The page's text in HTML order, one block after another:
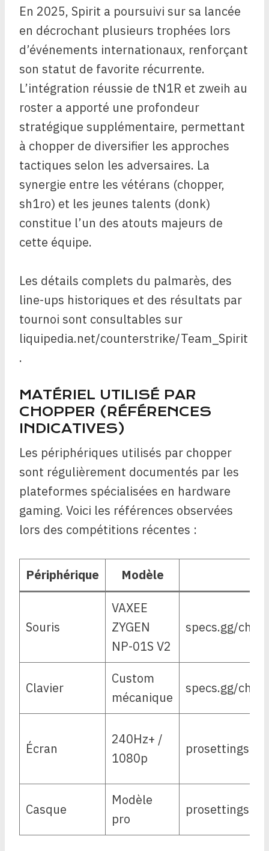
En 2025, Spirit a poursuivi sur sa lancée
en décrochant plusieurs trophées lors
d’événements internationaux, renforçant
son statut de favorite récurrente.
L’intégration réussie de tN1R et zweih au
roster a apporté une profondeur
stratégique supplémentaire, permettant
à chopper de diversifier les approches
tactiques selon les adversaires. La
synergie entre les vétérans (chopper,
sh1ro) et les jeunes talents (donk)
constitue l’un des atouts majeurs de
cette équipe.
Les détails complets du palmarès, des
line-ups historiques et des résultats par
tournoi sont consultables sur
liquipedia.net/counterstrike/Team_Spirit
.
MATÉRIEL UTILISÉ PAR
CHOPPER (RÉFÉRENCES
INDICATIVES)
Les périphériques utilisés par chopper
sont régulièrement documentés par les
plateformes spécialisées en hardware
gaming. Voici les références observées
lors des compétitions récentes :
Périphérique Modèle
Souris
VAXEE
ZYGEN
NP-01S V2
specs.gg/
Clavier
Custom
mécanique
specs.gg/
Écran
240Hz+ /
1080p
Casque
Modèle
pro